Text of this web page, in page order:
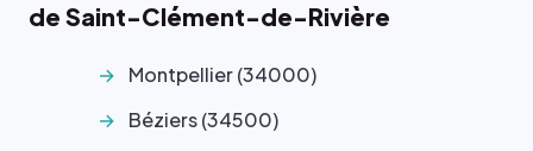
de Saint-Clément-de-Rivière
Montpellier (34000)
Béziers (34500)